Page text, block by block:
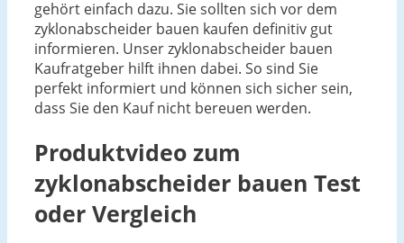
gehört einfach dazu. Sie sollten sich vor dem
zyklonabscheider bauen kaufen definitiv gut
informieren. Unser zyklonabscheider bauen
Kaufratgeber hilft ihnen dabei. So sind Sie
perfekt informiert und können sich sicher sein,
dass Sie den Kauf nicht bereuen werden.
Produktvideo zum
zyklonabscheider bauen Test
oder Vergleich